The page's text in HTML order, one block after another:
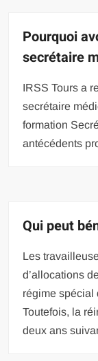
Pourquoi
secrétaire
IRSS Tours a
secrétaire
formation
antécédents
Qui peut
Les
d’allocations
régime spécial
Toutefois, la
deux ans